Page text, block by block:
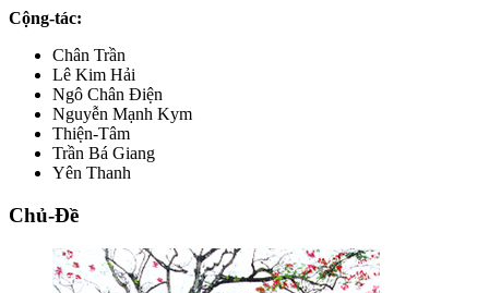
Cộng-tác:
Chân Trần
Lê Kim Hải
Ngô Chân Điện
Nguyễn Mạnh Kym
Thiện-Tâm
Trần Bá Giang
Yên Thanh
Chủ-Đề